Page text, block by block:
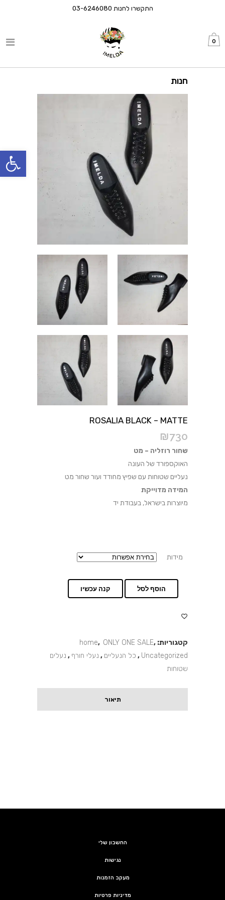
פתח
התקשרו לחנות 03-6246080
0
חנות
ROSALIA BLACK – MATTE
₪730
שחור רוזליה – מט
האוקספורד של העונה
נעליים שטוחות עם שפיץ מחודד ועור שחור מט
המידה מדוייקת
מיוצרות בישראל, בעבודת יד
מידות
הוסף לסל קנה עכשיו
קטגוריות: home, ONLY ONE SALE,
Uncategorized
, כל הנעליים , נעלי חורף , נעלים
שטוחות
תיאור
החשבון שלי
נגישות
מעקב הזמנות
מדיניות פרטיות